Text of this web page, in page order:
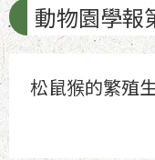
動物園學報
松鼠猴的繁殖